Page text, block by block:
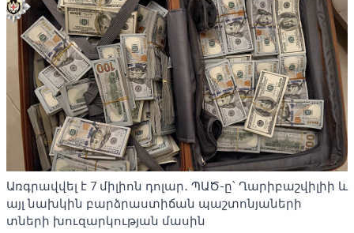
Առգրավվել է 7 միլիոն դոլար․ ՊԱԾ-ը՝ Ղարիբաշվիլիի և
այլ նախկին բարձրաստիճան պաշտոնյաների
տների խուզարկության մասին